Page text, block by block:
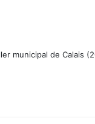
municipal de Calais